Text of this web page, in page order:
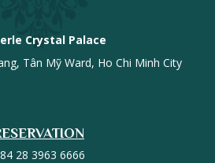
Crystal Palace
Tân Mỹ Ward, Ho Chi Minh City
28 3963 6666